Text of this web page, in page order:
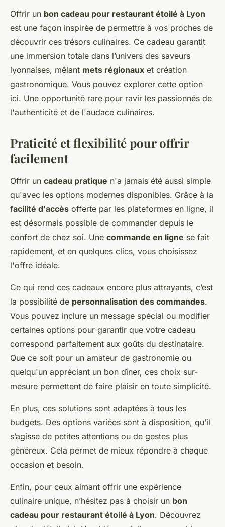
Offrir un bon cadeau pour restaurant étoilé à Lyon
est une façon inspirée de permettre à vos proches de
découvrir ces trésors culinaires. Ce cadeau garantit
une immersion totale dans l’univers des saveurs
lyonnaises, mêlant mets régionaux et création
gastronomique. Vous pouvez explorer cette option
ici. Une opportunité rare pour ravir les passionnés de
l'authenticité et de l'audace culinaires.
Praticité et flexibilité pour offrir
facilement
Offrir un cadeau pratique n'a jamais été aussi simple
qu'avec les options modernes disponibles. Grâce à la
facilité d'accès offerte par les plateformes en ligne, il
est désormais possible de commander depuis le
confort de chez soi. Une commande en ligne se fait
rapidement, et en quelques clics, vous choisissez
l'offre idéale.
Ce qui rend ces cadeaux encore plus attrayants, c’est
la possibilité de personnalisation des commandes.
Vous pouvez inclure un message spécial ou modifier
certaines options pour garantir que votre cadeau
correspond parfaitement aux goûts du destinataire.
Que ce soit pour un amateur de gastronomie ou
quelqu'un appréciant un bon dîner, ces choix sur-
mesure permettent de faire plaisir en toute simplicité.
En plus, ces solutions sont adaptées à tous les
budgets. Des options variées sont à disposition, qu’il
s’agisse de petites attentions ou de gestes plus
généreux. Cela permet de mieux répondre à chaque
occasion et besoin.
Enfin, pour ceux aimant offrir une expérience
culinaire unique, n’hésitez pas à choisir un bon
cadeau pour restaurant étoilé à Lyon. Découvrez